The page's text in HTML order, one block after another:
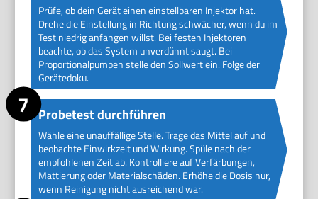
Prüfe, ob dein Gerät einen einstellbaren Injektor hat.
Drehe die Einstellung in Richtung schwächer, wenn du im
Test niedrig anfangen willst. Bei festen Injektoren
beachte, ob das System unverdünnt saugt. Bei
Proportionalpumpen stelle den Sollwert ein. Folge der
Gerätedoku.
Probetest durchführen
Wähle eine unauffällige Stelle. Trage das Mittel auf und
beobachte Einwirkzeit und Wirkung. Spüle nach der
empfohlenen Zeit ab. Kontrolliere auf Verfärbungen,
Mattierung oder Materialschäden. Erhöhe die Dosis nur,
wenn Reinigung nicht ausreichend war.